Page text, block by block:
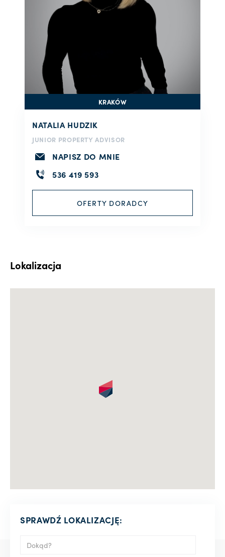
KRAKÓW
NATALIA HUDZIK
JUNIOR PROPERTY ADVISOR
NAPISZ DO MNIE
536 419 593
OFERTY DORADCY
Lokalizacja
SPRAWDŹ LOKALIZACJĘ: